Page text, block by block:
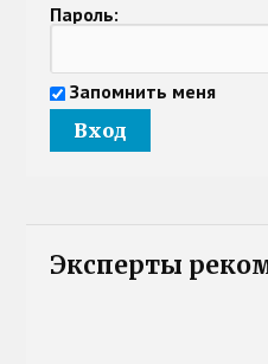
Пароль:
Запомнить меня
Эксперты